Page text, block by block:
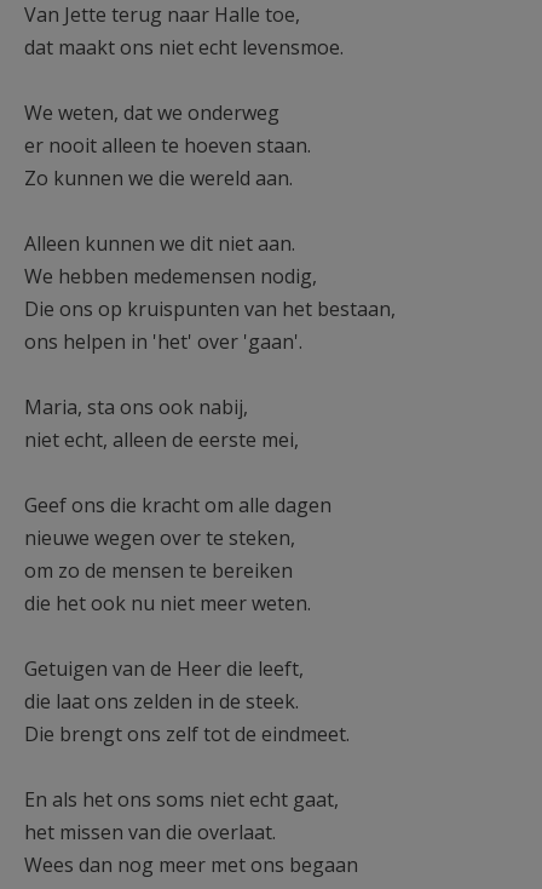
Van Jette terug naar Halle toe,
dat maakt ons niet echt levensmoe.
We weten, dat we onderweg
er nooit alleen te hoeven staan.
Zo kunnen we die wereld aan.
Alleen kunnen we dit niet aan.
We hebben medemensen nodig,
Die ons op kruispunten van het bestaan,
ons helpen in 'het' over 'gaan'.
Maria, sta ons ook nabij,
niet echt, alleen de eerste mei,
Geef ons die kracht om alle dagen
nieuwe wegen over te steken,
om zo de mensen te bereiken
die het ook nu niet meer weten.
Getuigen van de Heer die leeft,
die laat ons zelden in de steek.
Die brengt ons zelf tot de eindmeet.
En als het ons soms niet echt gaat,
het missen van die overlaat.
Wees dan nog meer met ons begaan